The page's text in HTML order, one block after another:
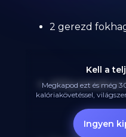
2 gerezd
400g
Kell a
Megkapod ezt és még
kalóriakövetéssel,
Ingyen